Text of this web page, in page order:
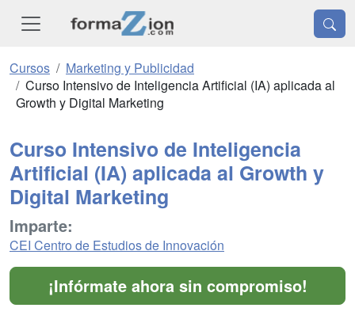
Cursos
Marketing y Publicidad
Curso Intensivo de Inteligencia Artificial (IA) aplicada al
Growth y Digital Marketing
Curso Intensivo de Inteligencia
Artificial (IA) aplicada al Growth y
Digital Marketing
Imparte:
CEI Centro de Estudios de Innovación
¡Infórmate ahora sin compromiso!